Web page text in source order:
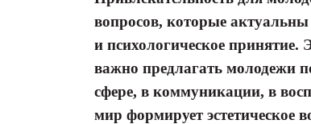
вопросов, которые
и психологическое
важно предлагать молодежи
сфере, в коммуникации, в
мир формирует эстетическое